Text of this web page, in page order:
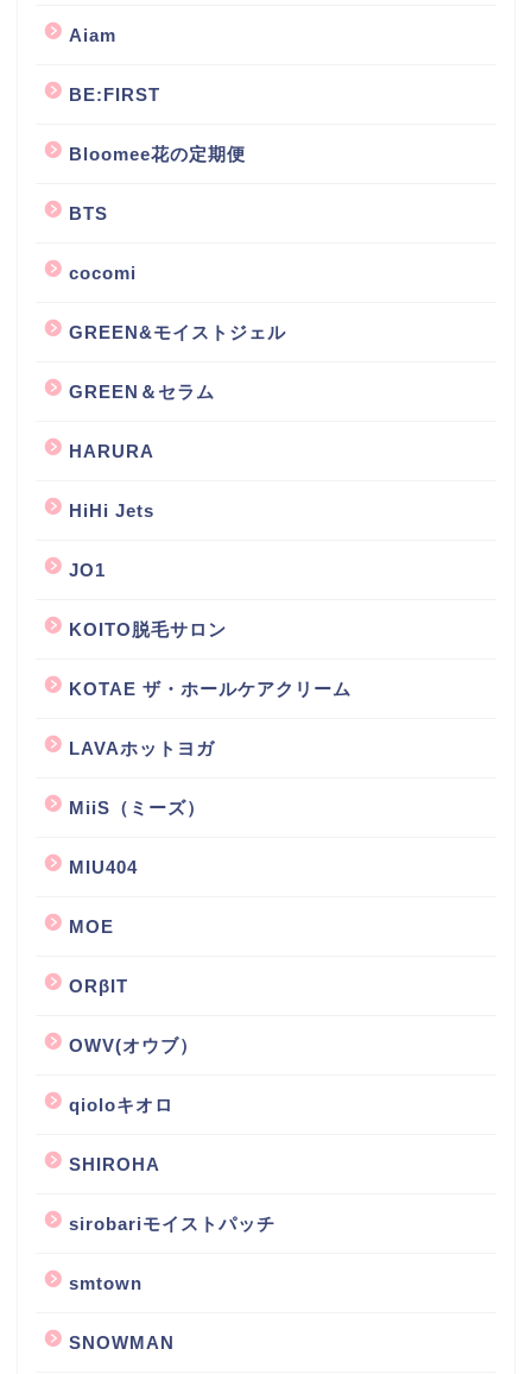
Aiam
BE:FIRST
Bloomee花の定期便
BTS
cocomi
GREEN&モイストジェル
GREEN＆セラム
HARURA
HiHi Jets
JO1
KOITO脱毛サロン
KOTAE ザ・ホールケアクリーム
LAVAホットヨガ
MiiS（ミーズ）
MIU404
MOE
ORβIT
OWV(オウブ）
qioloキオロ
SHIROHA
sirobariモイストパッチ
smtown
SNOWMAN